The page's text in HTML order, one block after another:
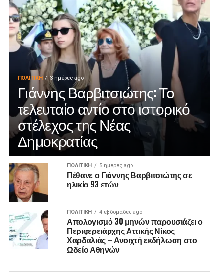
ΠΟΛΙΤΙΚΉ 3 ημέρες ago
Γιάννης Βαρβιτσιώτης: Το
τελευταίο αντίο στο ιστορικό
στέλεχος της Νέας
Δημοκρατίας
ΠΟΛΙΤΙΚΉ 5 ημέρες ago
Πέθανε ο Γιάννης Βαρβιτσιώτης σε
ηλικία 93 ετών
ΠΟΛΙΤΙΚΉ 4 εβδομάδες ago
Απολογισμό 30 μηνών παρουσιάζει ο
Περιφερειάρχης Αττικής Νίκος
Χαρδαλιάς – Ανοιχτή εκδήλωση στο
Ωδείο Αθηνών